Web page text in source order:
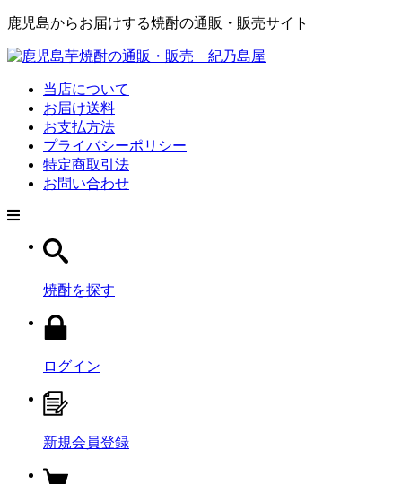
鹿児島からお届けする焼酎の通販・販売サイト
当店について
お届け送料
お支払方法
プライバシーポリシー
特定商取引法
お問い合わせ
焼酎を探す
ログイン
新規会員登録